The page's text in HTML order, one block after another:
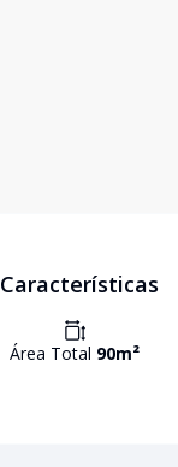
Características
Área Total 90m²